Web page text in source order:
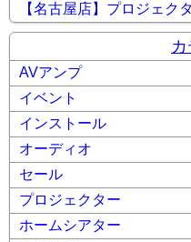
【名古屋店】プロジェク
カ
AVアンプ
イベント
インストール
オーディオ
セール
プロジェクター
ホームシアター